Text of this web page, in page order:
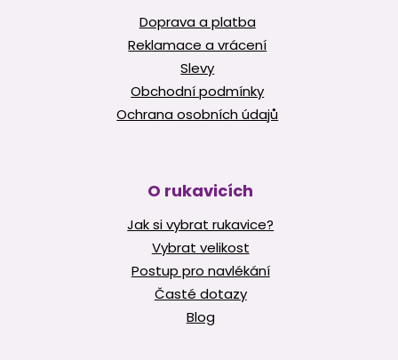
Doprava a platba
Reklamace a vrácení
Slevy
Obchodní podmínky
Ochrana osobních údajů
O rukavicích
Jak si vybrat rukavice?
Vybrat velikost
Postup pro navlékání
Časté dotazy
Blog